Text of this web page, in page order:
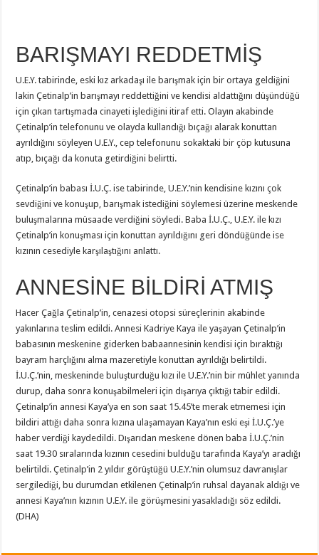
BARIŞMAYI REDDETMİŞ
U.E.Y. tabirinde, eski kız arkadaşı ile barışmak için bir ortaya geldiğini
lakin Çetinalp’in barışmayı reddettiğini ve kendisi aldattığını düşündüğü
için çıkan tartışmada cinayeti işlediğini itiraf etti. Olayın akabinde
Çetinalp’in telefonunu ve olayda kullandığı bıçağı alarak konuttan
ayrıldığını söyleyen U.E.Y., cep telefonunu sokaktaki bir çöp kutusuna
atıp, bıçağı da konuta getirdiğini belirtti.
Çetinalp’in babası İ.U.Ç. ise tabirinde, U.E.Y.’nin kendisine kızını çok
sevdiğini ve konuşup, barışmak istediğini söylemesi üzerine meskende
buluşmalarına müsaade verdiğini söyledi. Baba İ.U.Ç., U.E.Y. ile kızı
Çetinalp’in konuşması için konuttan ayrıldığını geri döndüğünde ise
kızının cesediyle karşılaştığını anlattı.
ANNESİNE BİLDİRİ ATMIŞ
Hacer Çağla Çetinalp’in, cenazesi otopsi süreçlerinin akabinde
yakınlarına teslim edildi. Annesi Kadriye Kaya ile yaşayan Çetinalp’in
babasının meskenine giderken babaannesinin kendisi için bıraktığı
bayram harçlığını alma mazeretiyle konuttan ayrıldığı belirtildi.
İ.U.Ç.’nin, meskeninde buluşturduğu kızı ile U.E.Y.’nin bir mühlet yanında
durup, daha sonra konuşabilmeleri için dışarıya çıktığı tabir edildi.
Çetinalp’in annesi Kaya’ya en son saat 15.45’te merak etmemesi için
bildiri attığı daha sonra kızına ulaşamayan Kaya’nın eski eşi İ.U.Ç.’ye
haber verdiği kaydedildi. Dışarıdan meskene dönen baba İ.U.Ç.’nin
saat 19.30 sıralarında kızının cesedini bulduğu tarafında Kaya’yı aradığı
belirtildi. Çetinalp’in 2 yıldır görüştüğü U.E.Y.’nin olumsuz davranışlar
sergilediği, bu durumdan etkilenen Çetinalp’in ruhsal dayanak aldığı ve
annesi Kaya’nın kızının U.E.Y. ile görüşmesini yasakladığı söz edildi.
(DHA)